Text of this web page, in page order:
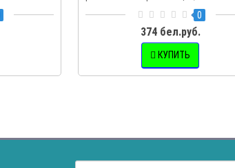
0
374 бел.руб.
КУПИТЬ